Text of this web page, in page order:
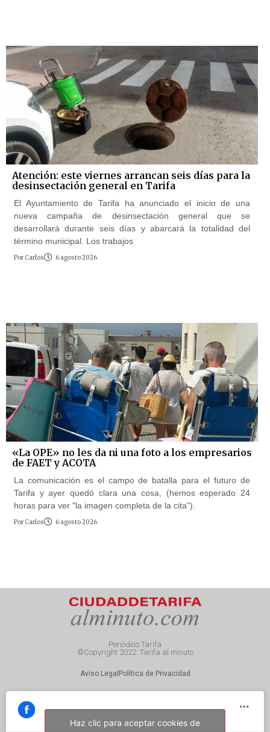
Atención: este viernes arrancan seis días para la
desinsectación general en Tarifa
El Ayuntamiento de Tarifa ha anunciado el inicio de una
nueva campaña de desinsectación general que se
desarrollará durante seis días y abarcará la totalidad del
término municipal. Los trabajos
Por Carlos 6 agosto 2026
«La OPE» no les da ni una foto a los empresarios
de FAET y ACOTA
La comunicación es el campo de batalla para el futuro de
Tarifa y ayer quedó clara una cosa, (hemos esperado 24
horas para ver "la imagen completa de la cita").
Por Carlos 6 agosto 2026
Periódico Tarifa
©Copyright 2022. Tarifa al minuto
Aviso Legal Política de Privacidad
Haz clic para aceptar cookies de